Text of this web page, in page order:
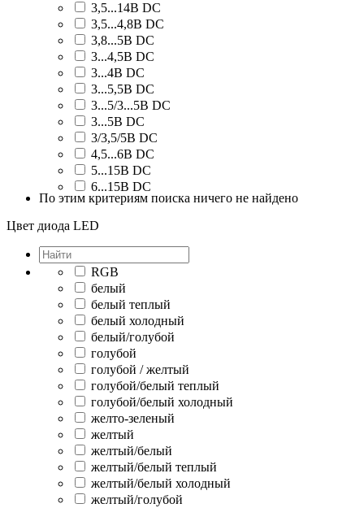
3,5...14В DC
3,5...4,8В DC
3,8...5В DC
3...4,5В DC
3...4В DC
3...5,5В DC
3...5/3...5В DC
3...5В DC
3/3,5/5В DC
4,5...6В DC
5...15В DC
6...15В DC
По этим критериям поиска ничего не найдено
Цвет диодa LED
RGB
белый
белый теплый
белый холодный
белый/голубой
голубой
голубой / желтый
голубой/белый теплый
голубой/белый холодный
желто-зеленый
желтый
желтый/белый
желтый/белый теплый
желтый/белый холодный
желтый/голубой